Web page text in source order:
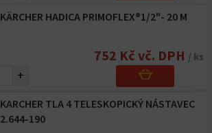
KÄRCHER HADICA PRIMOFLEX®1/2"- 20 M
752 Kč vč. DPH / ks
+
KARCHER TLA 4 TELESKOPICKÝ NÁSTAVEC
2.644-190